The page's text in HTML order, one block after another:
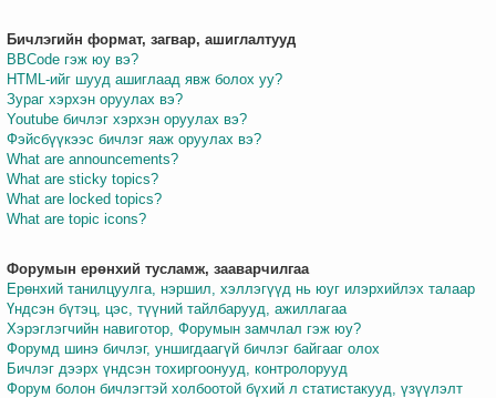
Бичлэгийн формат, загвар, ашиглалтууд
BBCode гэж юу вэ?
HTML-ийг шууд ашиглаад явж болох уу?
Зураг хэрхэн оруулах вэ?
Youtube бичлэг хэрхэн оруулах вэ?
Фэйсбүүкээс бичлэг яаж оруулах вэ?
What are announcements?
What are sticky topics?
What are locked topics?
What are topic icons?
Форумын ерөнхий тусламж, зааварчилгаа
Ерөнхий танилцуулга, нэршил, хэллэгүүд нь юуг илэрхийлэх талаар
Үндсэн бүтэц, цэс, түүний тайлбарууд, ажиллагаа
Хэрэглэгчийн навиготор, Форумын замчлал гэж юу?
Форумд шинэ бичлэг, уншигдаагүй бичлэг байгааг олох
Бичлэг дээрх үндсэн тохиргоонууд, контролорууд
Форум болон бичлэгтэй холбоотой бүхий л статистакууд, үзүүлэлт